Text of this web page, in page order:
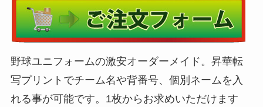
野球ユニフォームの激安オーダーメイド。昇華転
写プリントでチーム名や背番号、個別ネームを入
れる事が可能です。1枚からお求めいただけます